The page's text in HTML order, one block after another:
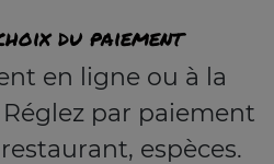
du paiement
en ligne ou à la
Réglez par paiement
espèces.